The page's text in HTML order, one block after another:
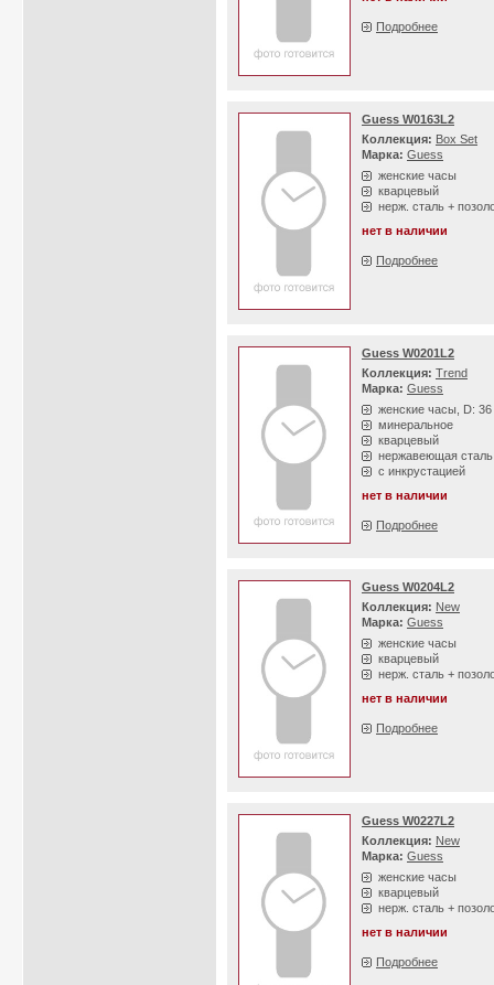
Подробнее
Guess W0163L2
Коллекция: Box Set
Марка: Guess
женские часы
кварцевый
нерж. сталь +
нет в наличии
Подробнее
Guess W0201L2
Коллекция: Trend
Марка: Guess
женские часы, D:
минеральное
кварцевый
нержавеющая сталь
с инкрустацией
нет в наличии
Подробнее
Guess W0204L2
Коллекция: New
Марка: Guess
женские часы
кварцевый
нерж. сталь +
нет в наличии
Подробнее
Guess W0227L2
Коллекция: New
Марка: Guess
женские часы
кварцевый
нерж. сталь +
нет в наличии
Подробнее